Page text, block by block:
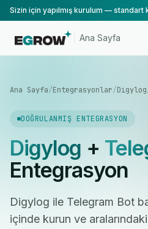
Ana Sayfa
Ana Sayfa/Entegrasyonlar/Digylog
DOĞRULANMIŞ ENTEGRASYON
Digylog +
Entegrasyon
Digylog ile Telegram Bot
içinde kurun ve aralarındaki